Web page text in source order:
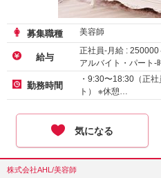
募集職種 美容師
給与
正社員-月給 : 250000
アルバイト・パート-
勤務時間
・9:30〜18:30（正
ト） ※休憩…
気になる
株式会社AHL/美容師